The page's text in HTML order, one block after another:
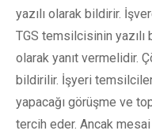
yazılı olarak bildirir.
TGS temsilcisinin yazılı
olarak yanıt vermelidir.
bildirilir. İşyeri
yapacağı görüşme ve
tercih eder. Ancak